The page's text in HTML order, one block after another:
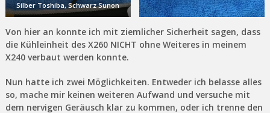
Silber Toshiba, Schwarz Sunon
Von hier an konnte ich mit ziemlicher Sicherheit sagen, dass
die Kühleinheit des X260 NICHT ohne Weiteres in meinem
X240 verbaut werden konnte.
Nun hatte ich zwei Möglichkeiten. Entweder ich belasse alles
so, mache mir keinen weiteren Aufwand und versuche mit
dem nervigen Geräusch klar zu kommen, oder ich trenne den